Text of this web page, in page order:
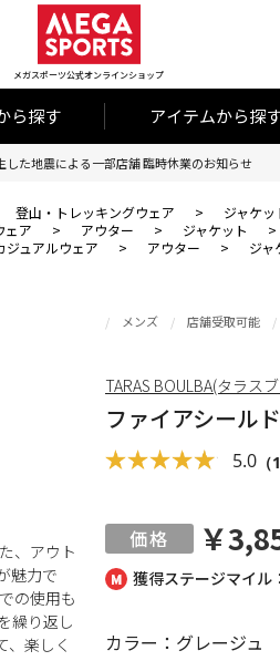
メガスポーツ公式オンラインショップ
ら探す アイテムから探
した地震による一部店舗 臨時休業のお知らせ
登山・トレッキングウェア > ジャケッ
ェア > アウター > ジャケット >
ジュアルウェア > アウター > ジャ
、アウト
魅力で
の使用も
繰り返し
、楽しく
獲得ステージマイル
メンズ 店舗受取可能
ファイアシール
5.0 （
￥
カラー：グレージュ
TARAS BOULBA(タラス